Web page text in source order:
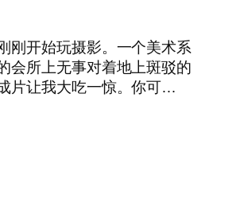
刚开始玩摄影。一个美术系
会所上无事对着地上斑驳的
片让我大吃一惊。你可…